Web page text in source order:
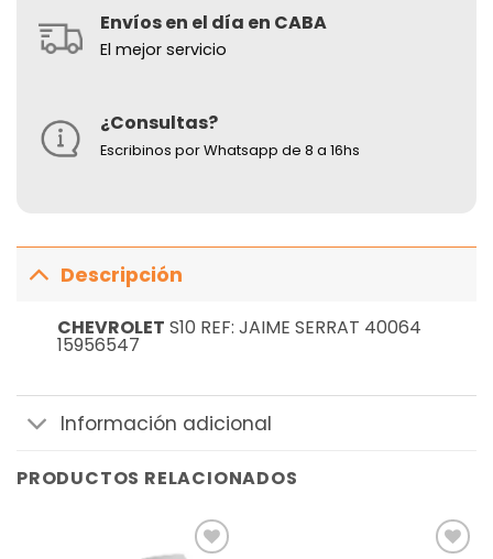
Envíos en el día en CABA
El mejor servicio
¿Consultas?
Escribinos por Whatsapp de 8 a 16hs
Descripción
CHEVROLET S10 REF: JAIME SERRAT 40064
15956547
Información adicional
PRODUCTOS RELACIONADOS